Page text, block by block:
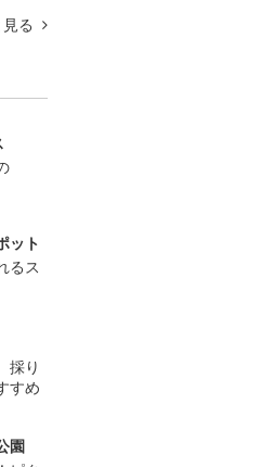
る
ット
るス
採り
すめ
園